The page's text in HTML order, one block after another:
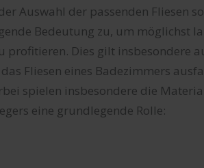
Auswahl der passenden Fliesen
Bedeutung zu, um möglichst
profitieren. Dies gilt insbesondere
Fliesen eines Badezimmers
spielen insbesondere die
eine grundlegende Rolle: